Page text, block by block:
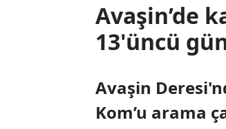
Avaşin’de
13'üncü
Avaşin
Kom’u arama